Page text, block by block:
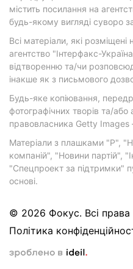
містить посилання на
будь-якому вигляді суворо
Всі матеріали, які
агентство "Інтерфакс-
відтворенню та/чи
інакше як з письмового
Будь-яке копіювання,
фотографічних творів та/або
правовласника Getty
Матеріали з плашками "Р",
компаній", "Новини партій",
"Спецпроект за підтримки"
основі.
© 2026 Фокус. Всі права
Політика